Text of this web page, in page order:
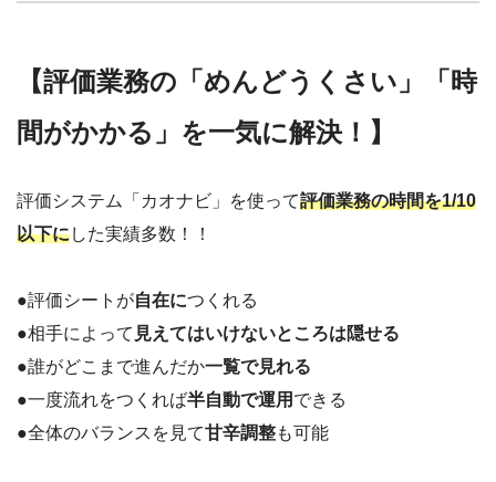
【評価業務の「めんどうくさい」「時
間がかかる」を一気に解決！】
評価システム「カオナビ」を使って評価業務の時間を1/10
以下にした実績多数！！
●評価シートが自在につくれる
●相手によって 見えてはいけないところは隠せる
●誰がどこまで進んだか一覧で見れる
●一度流れをつくれば半自動で運用 できる
●全体のバランスを見て甘辛調整も可能